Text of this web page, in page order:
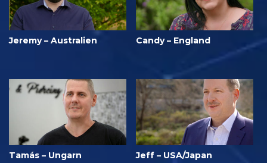
Jeremy – Australien Candy – England
Tamás – Ungarn Jeff – USA/Japan